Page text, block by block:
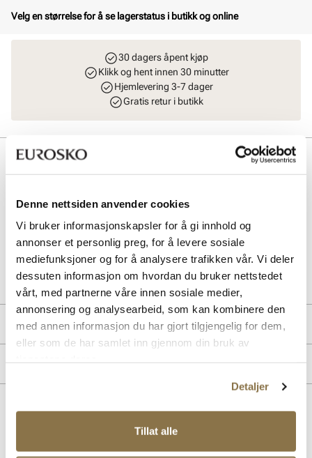
Denne nettsiden anvender cookies
Vi bruker informasjonskapsler for å gi innhold og
annonser et personlig preg, for å levere sosiale
mediefunksjoner og for å analysere trafikken vår. Vi deler
dessuten informasjon om hvordan du bruker nettstedet
vårt, med partnerne våre innen sosiale medier,
annonsering og analysearbeid, som kan kombinere den
med annen informasjon du har gjort tilgjengelig for dem,
eller som de har samlet inn gjennom din bruk av
Detaljer
Tillat alle
Velg en størrelse for å se lagerstatus i butikk og online
30 dagers åpent kjøp
Klikk og hent innen 30 minutter
Hjemlevering 3-7 dager
Gratis retur i butikk
Beskrivelse
med støtdempende gummisåle. Sandalen gir god støtte og komfort
Justerbare borrelåser sikrer enkel tilpasning og trygg passform.
Art. nr72863400
Lev. art. nr761131
Produktdetaljer
Merke